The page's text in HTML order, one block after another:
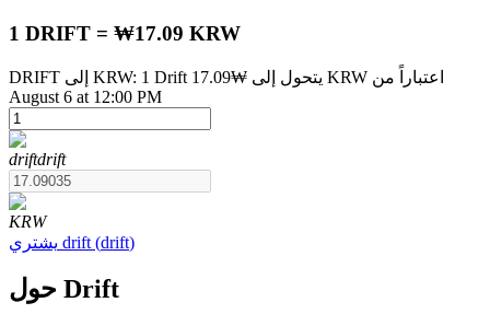
العقود الآجلة USDT
1 DRIFT = ₩17.09 KRW
DRIFT إلى KRW: 1 Drift يتحول إلى ₩17.09 KRW اعتباراً من
August 6 at 12:00 PM
driftdrift
KRW
يشتري drift (drift)
حول Drift